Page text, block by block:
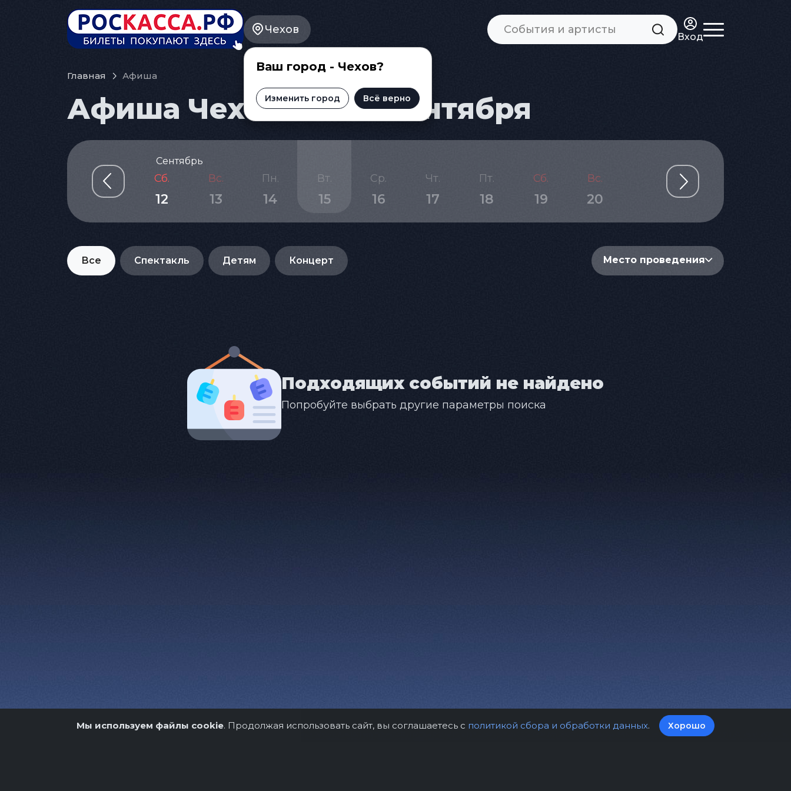
Чехов
Ваш город - Чехов?
Изменить город Всё верно
Вход
Главная Афиша
Афиша Чехова на 15 сентября
Сентябрь
Сб.
12
Вс.
13
Пн.
14
Вт.
15
Ср.
16
Чт.
17
Пт.
18
Сб.
19
Вс.
20
Вт.
22
Все Спектакль Детям Концерт Место проведения
Подходящих событий не найдено
Попробуйте выбрать другие параметры поиска
Мы используем файлы cookie. Продолжая использовать сайт, вы соглашаетесь с политикой сбора и обработки данных. Хорошо